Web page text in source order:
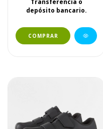
depósito bancario.
COMPRAR